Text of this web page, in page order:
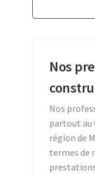
Nos
Nos
partout au
région de
termes de